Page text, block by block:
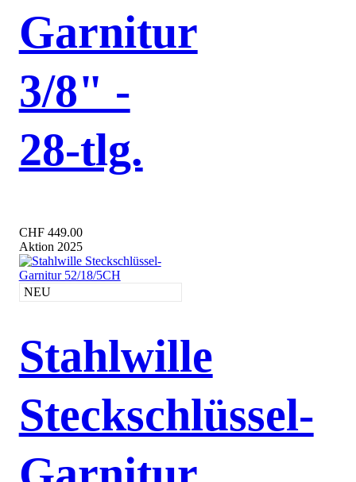
Garnitur
3/8" -
28-tlg.
CHF 449.00
Aktion 2025
NEU
Stahlwille
Steckschlüssel-